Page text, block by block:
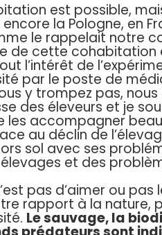
est possible,
encore la Pologne, en
le rappelait notre
de cette cohabitation
l’intérêt de
par le poste de
y trompez pas,
des éleveurs et je
les accompagner
au déclin de
sol avec ses
et des
pas d’aimer ou
rapport à la nature,
Le sauvage, la